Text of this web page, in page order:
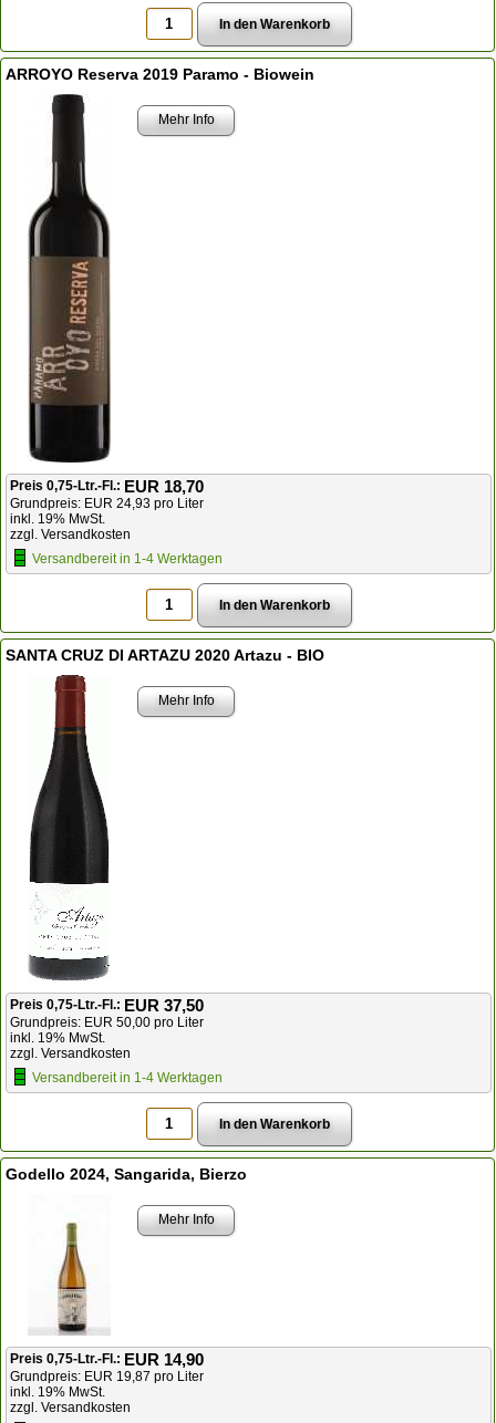
ARROYO Reserva 2019 Paramo - Biowein
Mehr Info
Preis 0,75-Ltr.-Fl.: EUR 18,70
Grundpreis: EUR 24,93 pro Liter
inkl. 19% MwSt.
zzgl. Versandkosten
Versandbereit in 1-4 Werktagen
SANTA CRUZ DI ARTAZU 2020 Artazu - BIO
Mehr Info
Preis 0,75-Ltr.-Fl.: EUR 37,50
Grundpreis: EUR 50,00 pro Liter
inkl. 19% MwSt.
zzgl. Versandkosten
Versandbereit in 1-4 Werktagen
Godello 2024, Sangarida, Bierzo
Mehr Info
Preis 0,75-Ltr.-Fl.: EUR 14,90
Grundpreis: EUR 19,87 pro Liter
inkl. 19% MwSt.
zzgl. Versandkosten